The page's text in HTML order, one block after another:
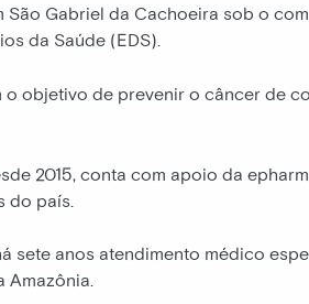
São Gabriel da Cachoeira sob o
da Saúde (EDS).
objetivo de prevenir o câncer de
2015, conta com apoio da
do país.
sete anos atendimento médico
Amazônia.